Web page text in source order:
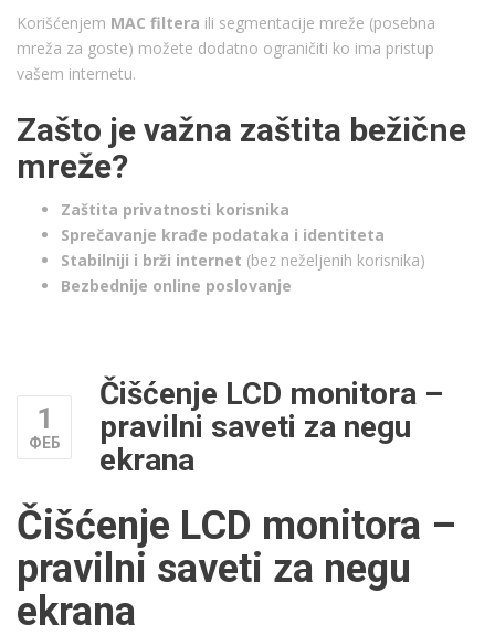
Korišćenjem MAC filtera ili segmentacije mreže (posebna
mreža za goste) možete dodatno ograničiti ko ima pristup
vašem internetu.
Zašto je važna zaštita bežične
mreže?
Zaštita privatnosti korisnika
Sprečavanje krađe podataka i identiteta
Stabilniji i brži internet (bez neželjenih korisnika)
Bezbednije online poslovanje
1
ФЕБ
Čišćenje LCD monitora –
pravilni saveti za negu
ekrana
Čišćenje LCD monitora –
pravilni saveti za negu
ekrana